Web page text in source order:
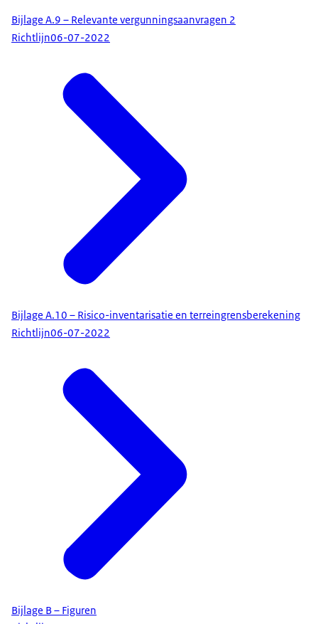
Bijlage A.9 – Relevante vergunningsaanvragen 2
Richtlijn06-07-2022
Bijlage A.10 – Risico-inventarisatie en terreingrensberekening
Richtlijn06-07-2022
Bijlage B – Figuren